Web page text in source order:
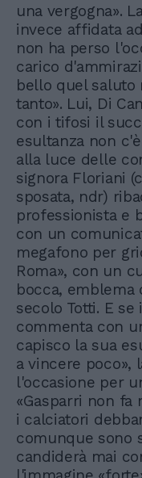
una vergogna».
invece affidata
non ha perso
carico
bello quel saluto
tanto». Lui, Di
con i tifosi il
esultanza non
alla luce delle
signora Floriani
sposata, ndr)
professionista e
con un
megafono per
Roma», con un
bocca, emblema
secolo Totti. E
commenta con
capisco la sua
a vincere poco»,
l'occasione per
«Gasparri non fa
i calciatori
comunque sono
candiderà mai